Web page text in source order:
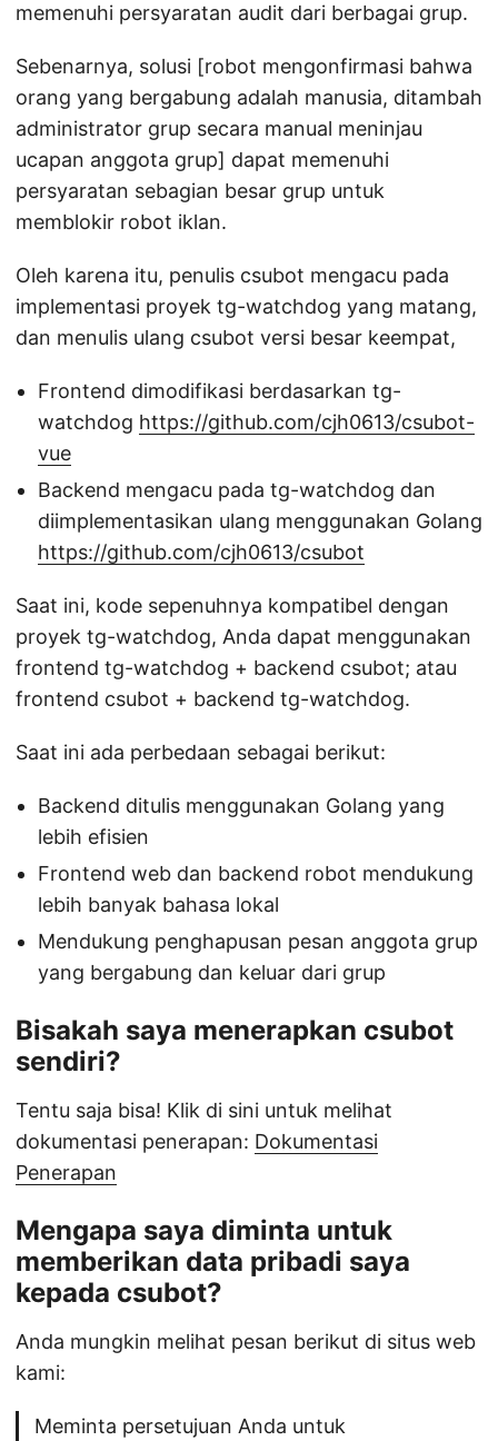
memenuhi persyaratan audit dari berbagai grup.
Sebenarnya, solusi [robot mengonfirmasi bahwa
orang yang bergabung adalah manusia, ditambah
administrator grup secara manual meninjau
ucapan anggota grup] dapat memenuhi
persyaratan sebagian besar grup untuk
memblokir robot iklan.
Oleh karena itu, penulis csubot mengacu pada
implementasi proyek tg-watchdog yang matang,
dan menulis ulang csubot versi besar keempat,
Frontend dimodifikasi berdasarkan tg-
watchdog https://github.com/cjh0613/csubot-
vue
Backend mengacu pada tg-watchdog dan
diimplementasikan ulang menggunakan Golang
https://github.com/cjh0613/csubot
Saat ini, kode sepenuhnya kompatibel dengan
proyek tg-watchdog, Anda dapat menggunakan
frontend tg-watchdog + backend csubot; atau
frontend csubot + backend tg-watchdog.
Saat ini ada perbedaan sebagai berikut:
Backend ditulis menggunakan Golang yang
lebih efisien
Frontend web dan backend robot mendukung
lebih banyak bahasa lokal
Mendukung penghapusan pesan anggota grup
yang bergabung dan keluar dari grup
Bisakah saya menerapkan csubot
sendiri?
Tentu saja bisa! Klik di sini untuk melihat
dokumentasi penerapan: Dokumentasi
Penerapan
Mengapa saya diminta untuk
memberikan data pribadi saya
kepada csubot?
Anda mungkin melihat pesan berikut di situs web
kami:
Meminta persetujuan Anda untuk